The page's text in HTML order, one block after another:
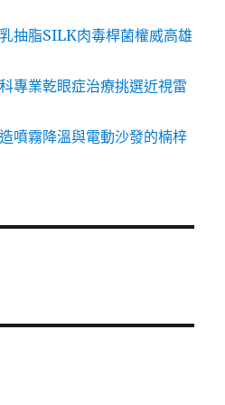
抽脂SILK肉毒桿菌權威高雄
專業乾眼症治療挑選近視雷
噴霧降溫與電動沙發的楠梓